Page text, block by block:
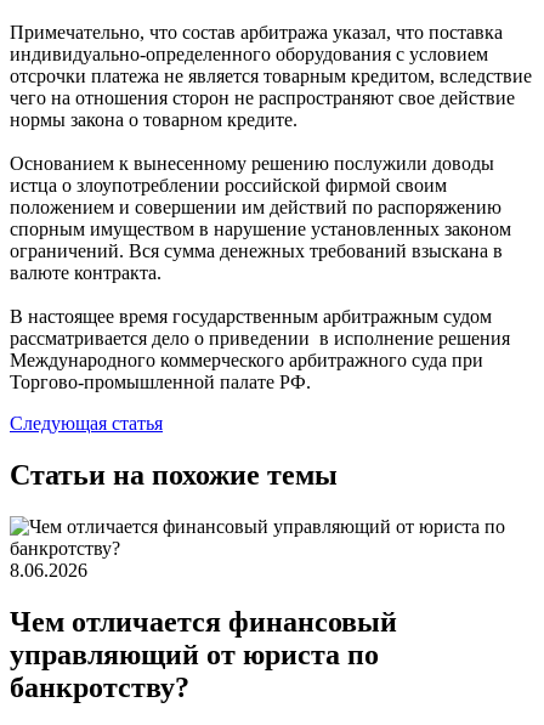
Примечательно, что состав арбитража указал, что поставка
индивидуально-определенного оборудования с условием
отсрочки платежа не является товарным кредитом, вследствие
чего на отношения сторон не распространяют свое действие
нормы закона о товарном кредите.
Основанием к вынесенному решению послужили доводы
истца о злоупотреблении российской фирмой своим
положением и совершении им действий по распоряжению
спорным имуществом в нарушение установленных законом
ограничений. Вся сумма денежных требований взыскана в
валюте контракта.
В настоящее время государственным арбитражным судом
рассматривается дело о приведении в исполнение решения
Международного коммерческого арбитражного суда при
Торгово-промышленной палате РФ.
Следующая статья
Статьи на похожие темы
8.06.2026
Чем отличается финансовый
управляющий от юриста по
банкротству?